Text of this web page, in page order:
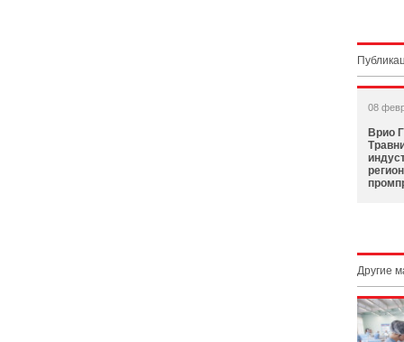
08
Врио
Другие